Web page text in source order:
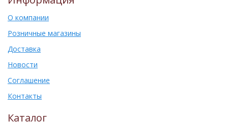
О компании
Розничные магазины
Доставка
Новости
Соглашение
Контакты
Каталог